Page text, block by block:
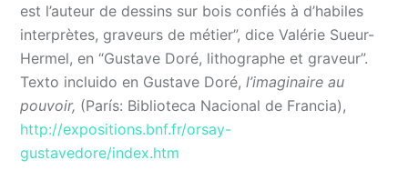
est l’auteur de dessins sur bois confiés à d’habiles
interprètes, graveurs de métier”, dice Valérie Sueur-
Hermel, en “Gustave Doré, lithographe et graveur”.
Texto incluido en Gustave Doré,l’imaginaire au
pouvoir, (París: Biblioteca Nacional de Francia),
http://expositions.bnf.fr/orsay-
gustavedore/index.htm